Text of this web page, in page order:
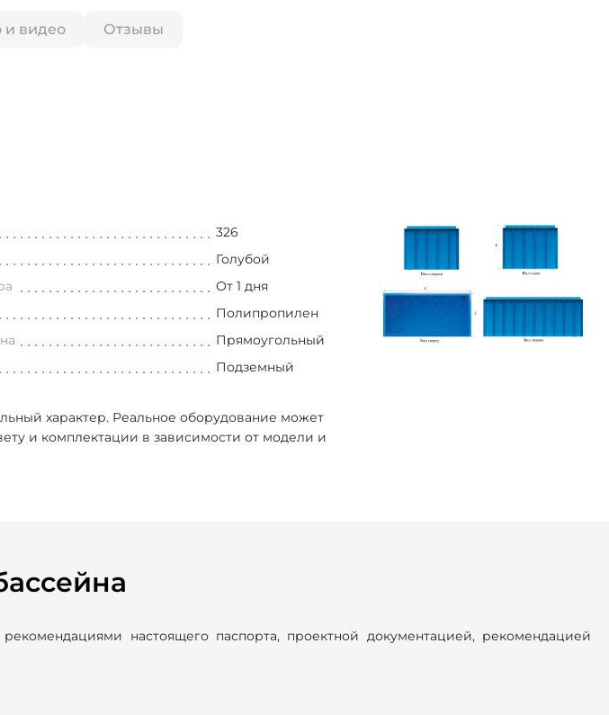
и видео Отзывы
326
Голубой
От 1 дня
Полипропилен
Прямоугольный
Подземный
характер. Реальное оборудование может
и комплектации в зависимости от модели и
настоящего паспорта, проектной документацией, рекомендацией